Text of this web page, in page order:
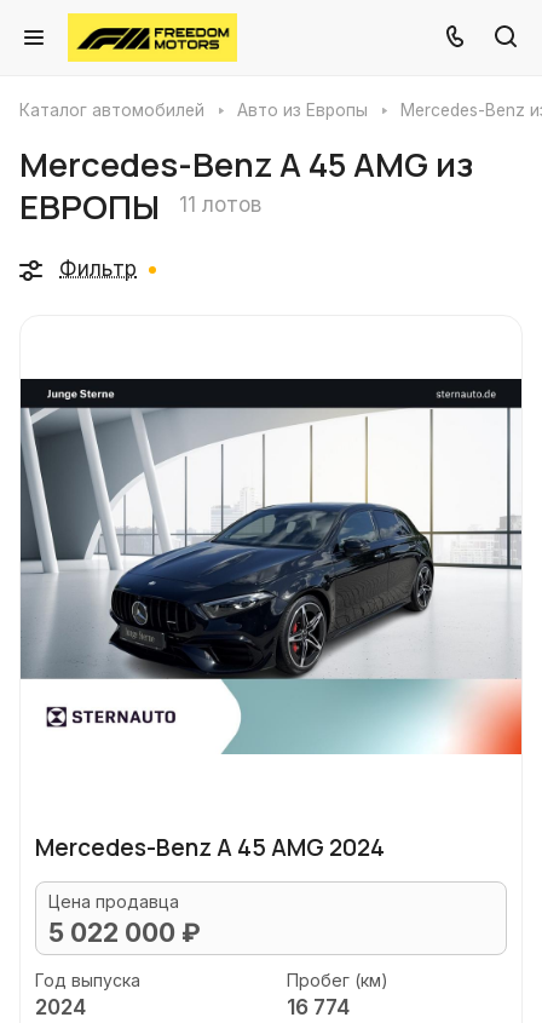
Каталог автомобилей Авто из Европы Mercedes-Benz
Mercedes-Benz A 45 AMG из
ЕВРОПЫ
11 лотов
Фильтр
Mercedes-Benz A 45 AMG 2024
Цена продавца
5 022 000 ₽
Год выпуска
2024
Пробег (км)
16 774